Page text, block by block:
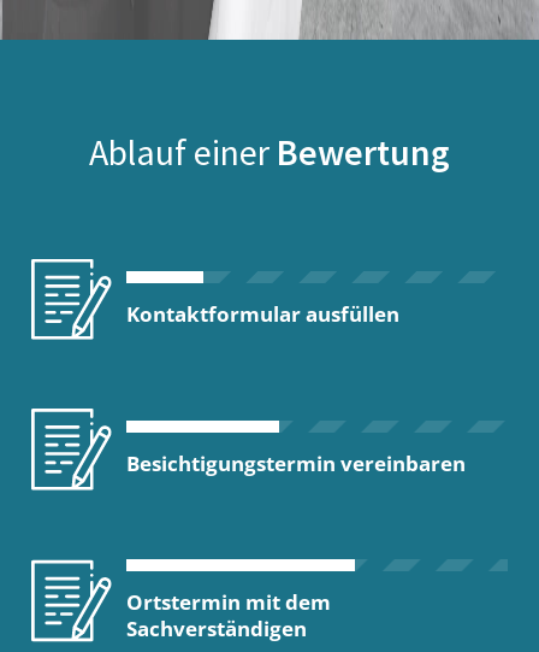
Ablauf einer Bewertung
Kontaktformular ausfüllen
Besichtigungstermin vereinbaren
Ortstermin mit dem
Sachverständigen